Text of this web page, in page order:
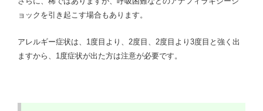
ョックを引き起こす場合もあります。
アレルギー症状は、1度目より、2度目、2度目より3度目と強く出
ますから、1度症状が出た方は注意が必要です。